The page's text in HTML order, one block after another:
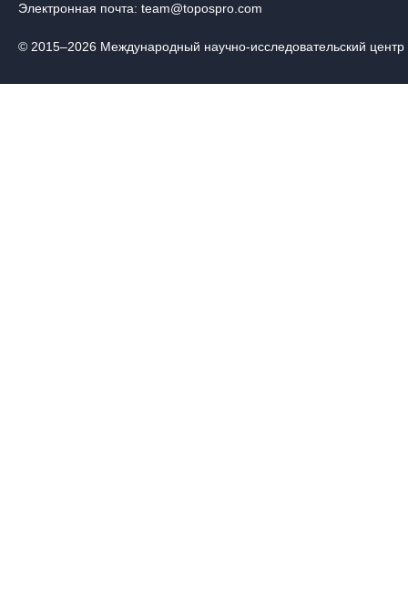
Электронная почта: team@topospro.com
© 2015–2026 Международный научно-исследовательский